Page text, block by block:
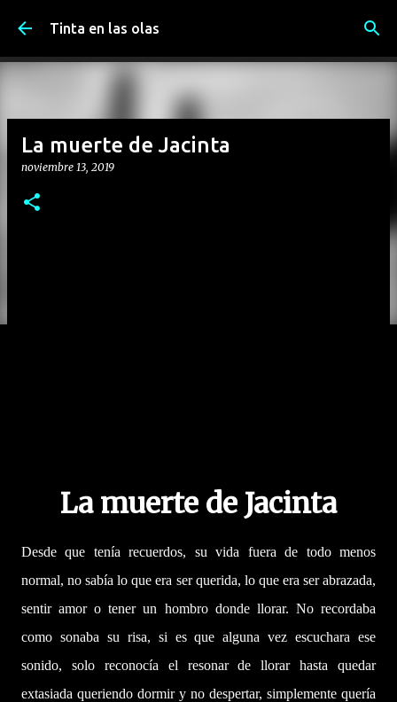
Ir al contenido principal
Tinta en las olas
La muerte de Jacinta
noviembre 13, 2019
La muerte de Jacinta
Desde que tenía recuerdos, su vida fuera de todo menos
normal, no sabía lo que era ser querida, lo que era ser abrazada,
sentir amor o tener un hombro donde llorar. No recordaba
como sonaba su risa, si es que alguna vez escuchara ese
sonido, solo reconocía el resonar de llorar hasta quedar
extasiada queriendo dormir y no despertar, simplemente quería